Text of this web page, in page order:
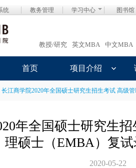
统 教务管理 学习中心 图书馆
教授/研究 英文MBA 中文MBA
首页 项目介绍
长江商学院2020年全国硕士研究生招生考试 高级
年全国硕士研究生
理硕士（EMBA）复
2020-05-22